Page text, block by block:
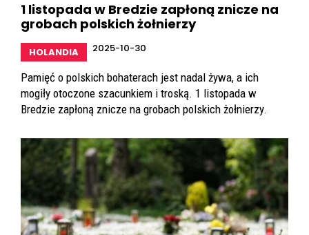
1 listopada w Bredzie zapłoną znicze na
grobach polskich żołnierzy
HOLANDIA 2025-10-30
Pamięć o polskich bohaterach jest nadal żywa, a ich
mogiły otoczone szacunkiem i troską. 1 listopada w
Bredzie zapłoną znicze na grobach polskich żołnierzy.